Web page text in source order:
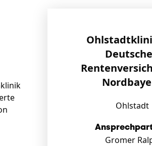
Ohlstadt
Gromer